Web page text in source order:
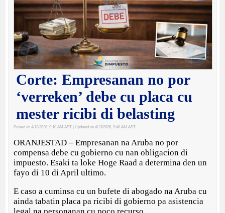
Corte: Empresanan no por
‘verreken’ debe cu placa cu
mester ricibi di belasting
Posted on 4/13/2026, 9:10 AM AST | Updated on 4/13/2026, 9:40 AM AST
ORANJESTAD – Empresanan na Aruba no por
compensa debe cu gobierno cu nan obligacion di
impuesto. Esaki ta loke Hoge Raad a determina den un
fayo di 10 di April ultimo.
E caso a cuminsa cu un bufete di abogado na Aruba cu
ainda tabatin placa pa ricibi di gobierno pa asistencia
legal na personanan cu poco recurso.